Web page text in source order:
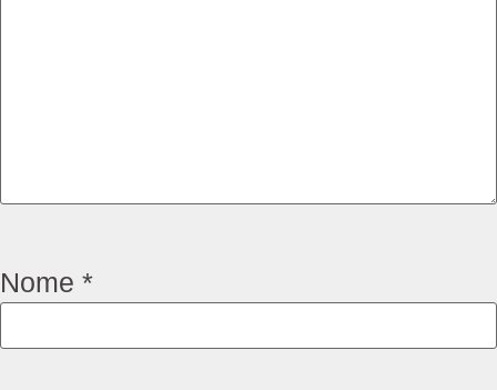
Nome *